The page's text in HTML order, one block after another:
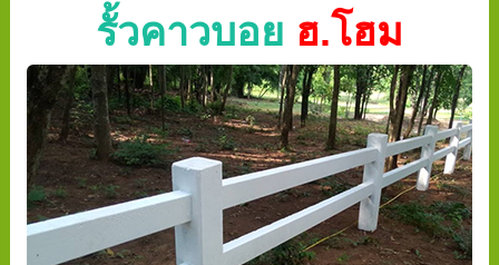
รั้วคาวบอย ฮ.โฮม